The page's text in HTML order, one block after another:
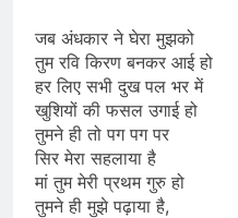
जब अंधकार ने घेरा मुझको
तुम रवि किरण बनकर आई हो
हर लिए सभी दुख पल भर में
खुशियों की फसल उगाई हो
तुमने ही तो पग पग पर
सिर मेरा सहलाया है
मां तुम मेरी प्रथम गुरु हो
तुमने ही मुझे पढ़ाया है,